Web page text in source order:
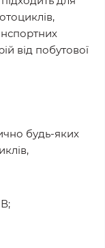
від побутової
будь-яких